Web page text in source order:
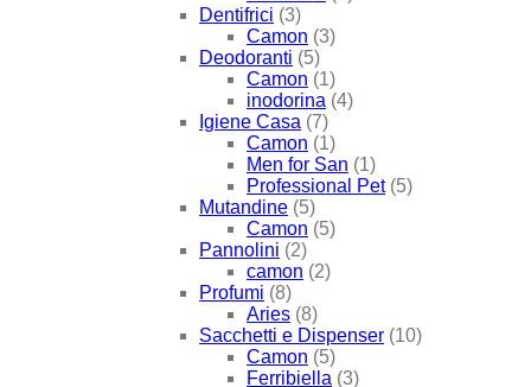
Dentifrici (3)
Camon (3)
Deodoranti (5)
Camon (1)
inodorina (4)
Igiene Casa (7)
Camon (1)
Men for San (1)
Professional Pet (5)
Mutandine (5)
Camon (5)
Pannolini (2)
camon (2)
Profumi (8)
Aries (8)
Sacchetti e Dispenser (10)
Camon (5)
Ferribiella (3)